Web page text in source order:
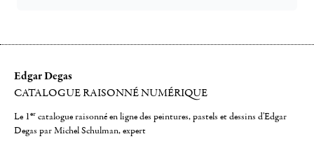
Edgar Degas
CATALOGUE RAISONNÉ NUMÉRIQUE
Le 1er catalogue raisonné en ligne des peintures, pastels et dessins d'Edgar
Degas par Michel Schulman, expert